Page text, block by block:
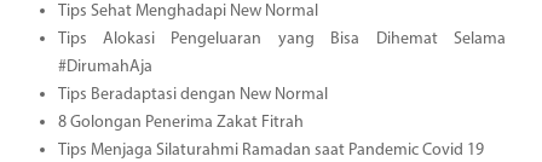
Tips Sehat Menghadapi New Normal
Tips Alokasi Pengeluaran yang Bisa Dihemat Selama
#DirumahAja
Tips Beradaptasi dengan New Normal
8 Golongan Penerima Zakat Fitrah
Tips Menjaga Silaturahmi Ramadan saat Pandemic Covid 19